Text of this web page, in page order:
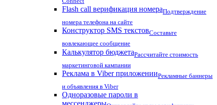
Flash call верификация номераПодтверждение
номера телефона на сайте
Конструктор SMS текстовСоставьте
вовлекающее сообщение
Калькулятор бюджетаРассчитайте стоимость
маркетинговой кампании
Реклама в Viber приложенииРекламные баннеры
и объявления в Viber
Одноразовые пароли в